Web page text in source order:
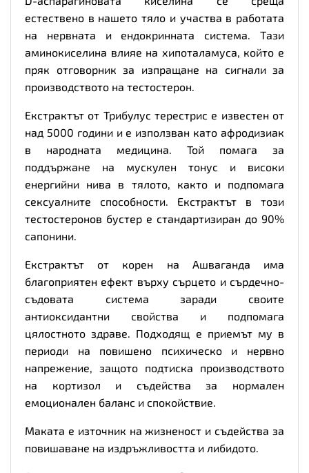
естествено в нашето тяло и участва в работата
на нервната и ендокринната система. Тази
аминокиселина влияе на хипоталамуса, който е
пряк отговорник за изпращане на сигнали за
производството на тестостерон.
Екстрактът от Трибулус терестрис е известен от
над 5000 години и е използван като афродизиак
в народната медицина. Той помага за
поддържане на мускулен тонус и високи
енергийни нива в тялото, както и подпомага
сексуалните способности. Екстрактът в този
тестостеронов бустер е стандартизиран до 90%
сапонини.
Екстрактът от корен на Ашваганда има
благоприятен ефект върху сърцето и сърдечно-
съдовата система заради своите
антиоксидантни свойства и подпомага
цялостното здраве. Подходящ е приемът му в
периоди на повишено психическо и нервно
напрежение, защото подтиска производството
на кортизол и съдейства за нормален
емоционален баланс и спокойствие.
Маката е източник на жизненост и съдейства за
повишаване на издръжливостта и либидото.